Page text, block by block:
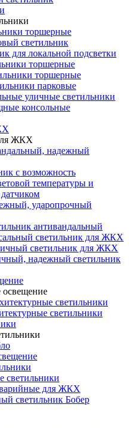
торшерные
светильник
для локальной подсветки
торшерные
торшерные
парковые
уличные светильники
консольные
ЖКХ
надежный
с возможность
температуры и
ударопрочный
антивандальный
светильник для ЖКХ
светильник для ЖКХ
надежный светильник
освещение
светильники
светильники
для ЖКХ
светильник Бобер